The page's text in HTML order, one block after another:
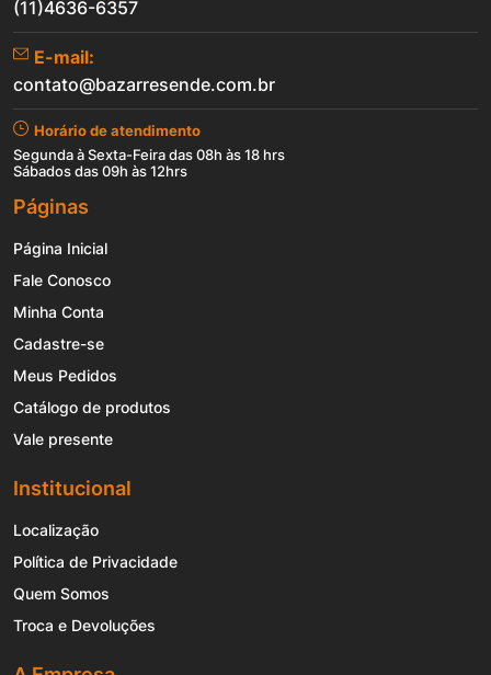
(11)4636-6357
E-mail:
contato@bazarresende.com.br
Horário de atendimento
Segunda à Sexta-Feira das 08h às 18 hrs
Sábados das 09h às 12hrs
Páginas
Página Inicial
Fale Conosco
Minha Conta
Cadastre-se
Meus Pedidos
Catálogo de produtos
Vale presente
Institucional
Localização
Política de Privacidade
Quem Somos
Troca e Devoluções